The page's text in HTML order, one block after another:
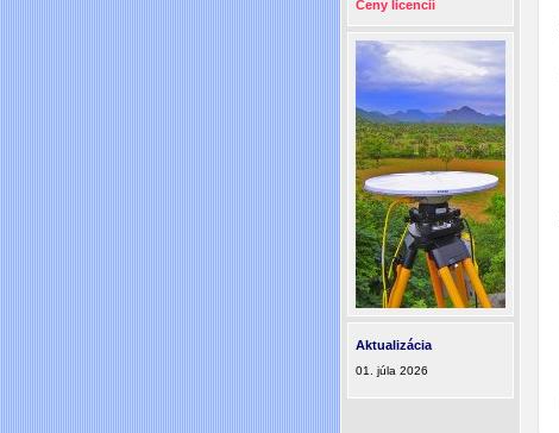
Ceny licencií
Aktualizácia
01. júla 2026